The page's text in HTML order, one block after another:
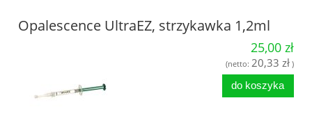
Opalescence UltraEZ, strzykawka 1,2ml
25,00 zł
(netto: 20,33 zł )
do koszyka